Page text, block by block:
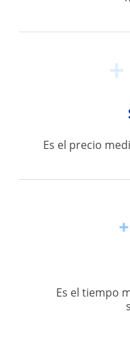
Es el precio
Es el tiempo